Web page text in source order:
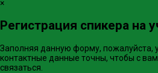
×
Регистрация спикера на
Заполняя данную форму, пожалуйста,
контактные данные точны, чтобы с
связаться.